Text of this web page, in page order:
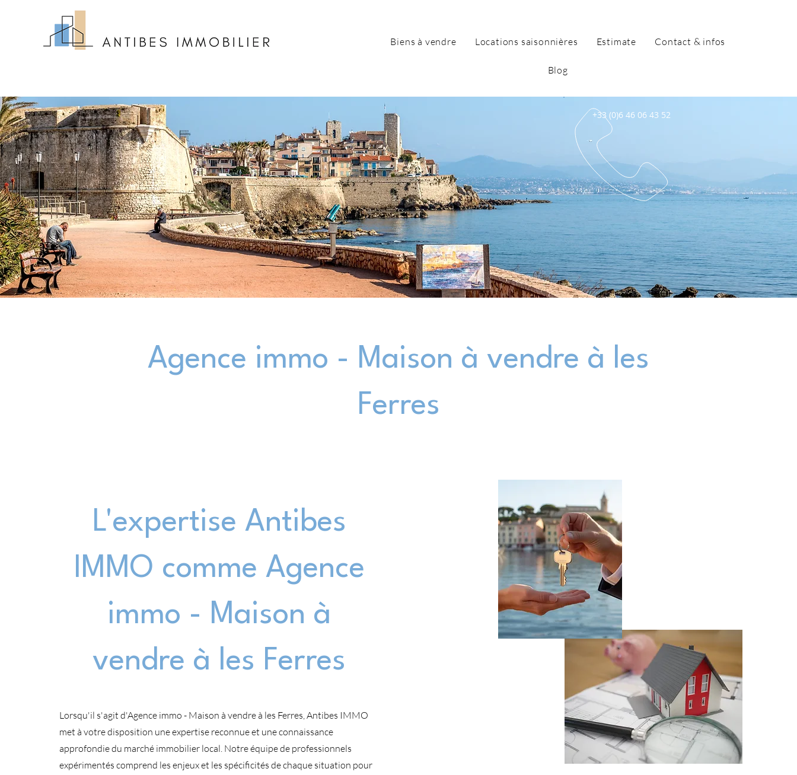
Biens à vendre Locations saisonnières Estimate Contact & infos
Blog
+33 (0)6 46 06 43 52
Agence immo - Maison à vendre à les
Ferres
L'expertise Antibes
IMMO comme Agence
immo - Maison à
vendre à les Ferres
Lorsqu'il s'agit d'Agence immo - Maison à vendre à les Ferres, Antibes IMMO
met à votre disposition une expertise reconnue et une connaissance
approfondie du marché immobilier local. Notre équipe de professionnels
expérimentés comprend les enjeux et les spécificités de chaque situation pour